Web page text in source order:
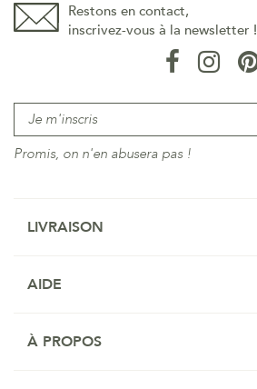
Restons en contact,
inscrivez-vous à la newsletter !
Promis, on n'en abusera pas !
LIVRAISON
AIDE
À PROPOS